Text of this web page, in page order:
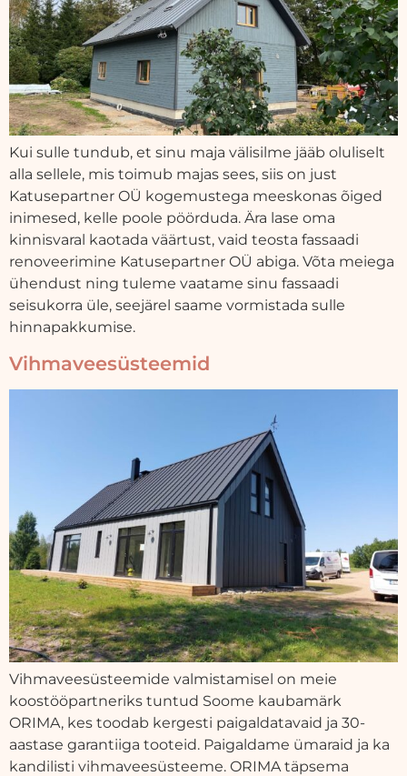
Kui sulle tundub, et sinu maja välisilme jääb oluliselt
alla sellele, mis toimub majas sees, siis on just
Katusepartner OÜ kogemustega meeskonas õiged
inimesed, kelle poole pöörduda. Ära lase oma
kinnisvaral kaotada väärtust, vaid teosta fassaadi
renoveerimine Katusepartner OÜ abiga. Võta meiega
ühendust ning tuleme vaatame sinu fassaadi
seisukorra üle, seejärel saame vormistada sulle
hinnapakkumise.
Vihmaveesüsteemid
Vihmaveesüsteemide valmistamisel on meie
koostööpartneriks tuntud Soome kaubamärk
ORIMA, kes toodab kergesti paigaldatavaid ja 30-
aastase garantiiga tooteid. Paigaldame ümaraid ja ka
kandilisti vihmaveesüsteeme. ORIMA täpsema